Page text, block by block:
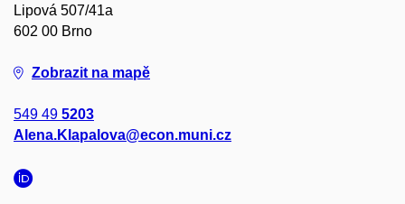
Lipová 507/41a
602 00 Brno
Zobrazit na mapě
549 49 5203
Alena.Klapalova@econ.muni.cz